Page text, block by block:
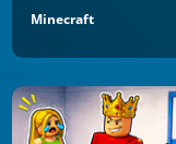
Minecraft